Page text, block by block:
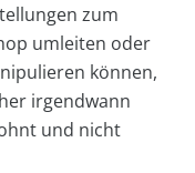
zum
umleiten oder
können,
irgendwann
und nicht